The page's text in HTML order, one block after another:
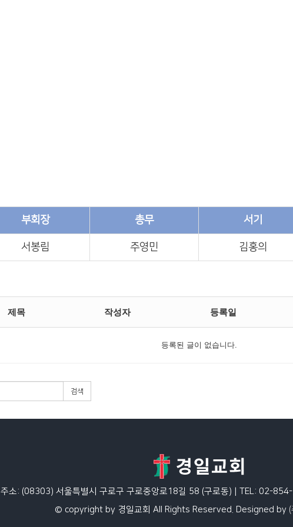
부회장 총무 서기
서봉림 주영민 김홍의
제목 작성자 등록일
등록된 글이 없습니다.
검색
주소: (08303) 서울특별시 구로구 구로중앙로18길 58 (구로동) | TEL: 02-
© copyright by 경일교회 All Rights Reserved.
Designed by